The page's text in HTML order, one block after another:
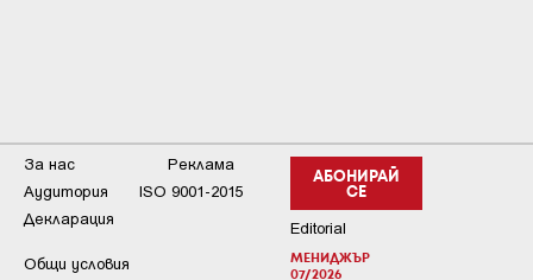
АБОНИРАЙ
СЕ
Editorial
МЕНИДЖЪР
07/2026
За нас
Реклама
Аудитория
ISO 9001-2015
Декларация
Общи условия